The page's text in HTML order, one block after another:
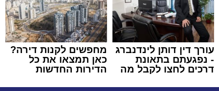
עורך דין דותן לינדנברג
- נפגעתם בתאונת
דרכים לחצו לקבל מה
מחפשים לקנות דירה?
כאן תמצאו את כל
הדירות החדשות